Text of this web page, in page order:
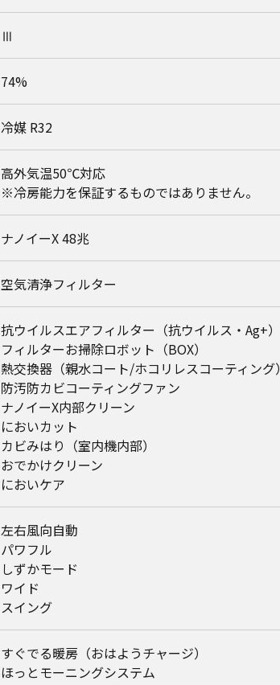
Ⅲ
74%
冷媒 R32
高外気温50℃対応
※冷房能力を保証するものではありません。
ナノイーX 48兆
空気清浄フィルター
抗ウイルスエアフィルター（抗ウイルス・Ag+）
フィルターお掃除ロボット（BOX）
熱交換器（親水コート/ホコリレスコーティング）
防汚防カビコーティングファン
ナノイーX内部クリーン
においカット
カビみはり（室内機内部）
おでかけクリーン
においケア
左右風向自動
パワフル
しずかモード
ワイド
スイング
すぐでる暖房（おはようチャージ）
ほっとモーニングシステム